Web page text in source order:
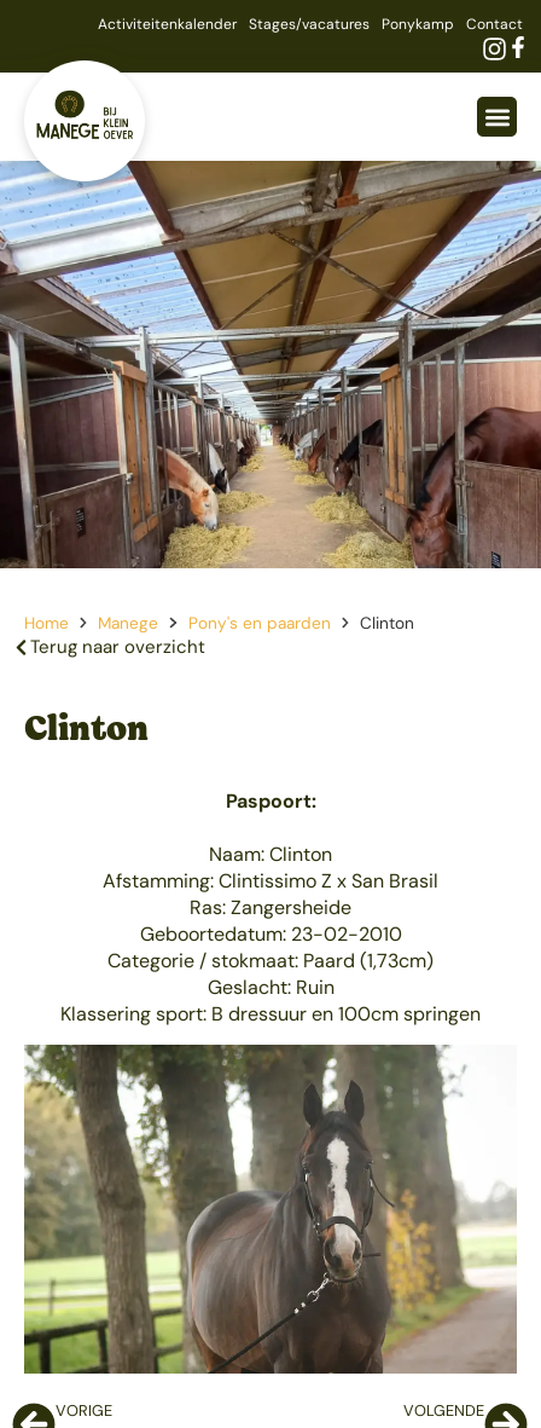
Activiteitenkalender Stages/vacatures Ponykamp Contact
Home Manege Pony's en paarden Clinton
Terug naar overzicht
Clinton
Paspoort:
Naam: Clinton
Afstamming: Clintissimo Z x San Brasil
Ras: Zangersheide
Geboortedatum: 23-02-2010
Categorie / stokmaat: Paard (1,73cm)
Geslacht: Ruin
Klassering sport: B dressuur en 100cm springen
VORIGE VOLGENDE